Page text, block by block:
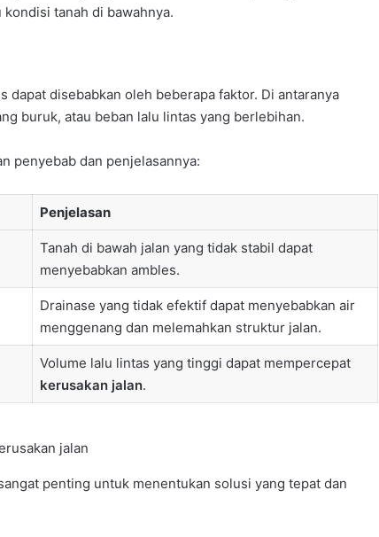
tanah di bawahnya.
dapat disebabkan oleh beberapa faktor. Di antaranya
buruk, atau beban lalu lintas yang berlebihan.
penyebab dan penjelasannya:
Penjelasan
Tanah di bawah jalan yang tidak stabil dapat
menyebabkan ambles.
Drainase yang tidak efektif dapat menyebabkan air
menggenang dan melemahkan struktur jalan.
Volume lalu lintas yang tinggi dapat mempercepat
kerusakan jalan.
penting untuk menentukan solusi yang tepat dan